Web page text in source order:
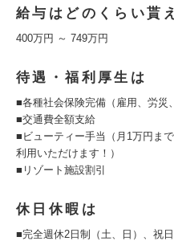
給与はどのくらい貰
400万円 ～ 749万円
待遇・福利厚生は
■各種社会保険完備（雇用、労災
■交通費全額支給
■ビューティー手当（月1万円ま
利用いただけます！）
■リゾート施設割引
休日休暇は
■完全週休2日制（土、日）、祝日